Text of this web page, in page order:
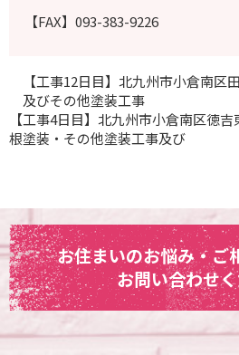
【FAX】093-383-9226
【工事12日目】北九州市小倉南
及びその他塗装工事
【工事4日目】北九州市小倉南区
根塗装・その他塗装工事及び
お住まいのお悩み・ご
お問い合わせ